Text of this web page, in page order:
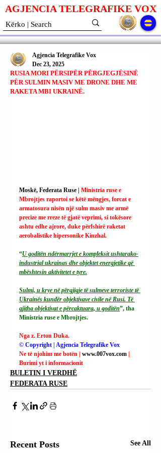
AGJENCIA TELEGRAFIKE VOX
RUSIA MORI PËRSIPËR PËRGJEGJËSINË
PËR SULMIN MASIV ME DRONE DHE ME
RAKETA MBI UKRAINË.
Agjencia Telegrafike Vox
Dec 23, 2025
Moskë, Federata Ruse | Ministria ruse e
Mbrojtjes raportoi se këtë mëngjes, forcat e
armatosura nisën një sulm masiv me armë
precize me rreze të gjatë veprimi, si tokësore
ashtu edhe ajrore, duke përfshirë raketat
aerobalistike hipersonike Kinzhal.
“U goditën ndërmarrjet e kompleksit ushtarako-
industrial ukrainas dhe objektet energjetike që
mbështesin aktivitetet e tyre.
Sulmi, u krye në përgjigje të sulmeve terroriste të
Ukrainës kundër objektivave civile në Rusi. Të
gjitha objektivat e përcaktuara, u goditën”, tha
Ministria ruse e Mbrojtjes.
Nga z. Erton Duka.
© Copyright | Agjencia Telegrafike Vox
Ne të njohim me botën | www.007vox.com |
Burimi yt i informacionit
BULETIN I VERDHË
FEDERATA RUSE
Recent Posts See All